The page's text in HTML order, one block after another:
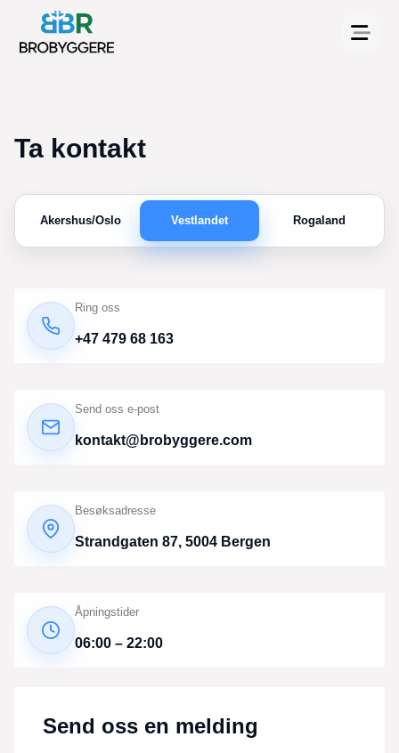
Ta kontakt
Akershus/Oslo Vestlandet Rogaland
Ring oss
+47 479 68 163
Send oss e-post
kontakt@brobyggere.com
Besøksadresse
Strandgaten 87, 5004 Bergen
Åpningstider
06:00 – 22:00
Send oss en melding